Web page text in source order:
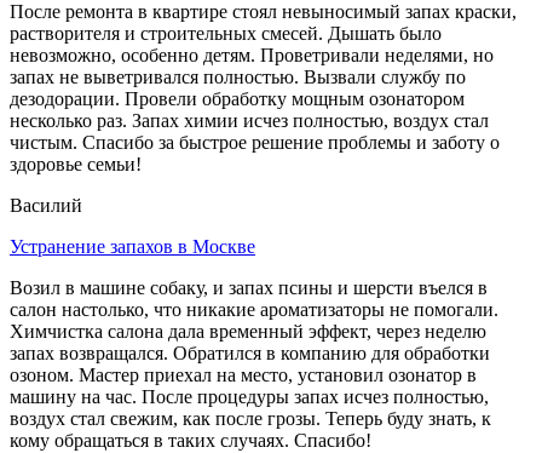
После ремонта в квартире стоял невыносимый запах краски,
растворителя и строительных смесей. Дышать было
невозможно, особенно детям. Проветривали неделями, но
запах не выветривался полностью. Вызвали службу по
дезодорации. Провели обработку мощным озонатором
несколько раз. Запах химии исчез полностью, воздух стал
чистым. Спасибо за быстрое решение проблемы и заботу о
здоровье семьи!
Василий
Устранение запахов в Москве
Возил в машине собаку, и запах псины и шерсти въелся в
салон настолько, что никакие ароматизаторы не помогали.
Химчистка салона дала временный эффект, через неделю
запах возвращался. Обратился в компанию для обработки
озоном. Мастер приехал на место, установил озонатор в
машину на час. После процедуры запах исчез полностью,
воздух стал свежим, как после грозы. Теперь буду знать, к
кому обращаться в таких случаях. Спасибо!